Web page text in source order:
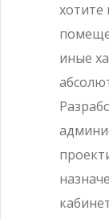
хотите
иные